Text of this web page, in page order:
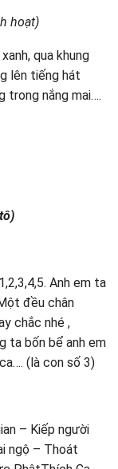
qua khung
lên tiếng hát
trong nắng mai….
Anh em ta
đều chân
chắc nhé ,
ta bốn bể anh em
(là con số 3)
– Kiếp người
ngộ – Thoát